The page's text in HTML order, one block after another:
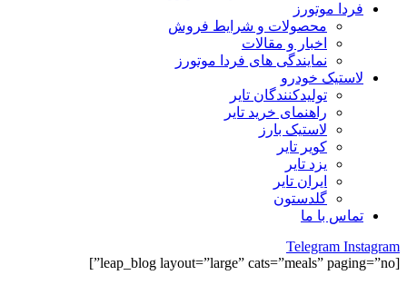
فردا موتورز
محصولات و شرایط فروش
اخبار و مقالات
نمایندگی های فردا موتورز
لاستیک خودرو
تولیدکنندگان تایر
راهنمای خرید تایر
لاستیک بارز
کویر تایر
یزد تایر
ایران تایر
گلدستون
تماس با ما
Telegram Instagram
[leap_blog layout=”large” cats=”meals” paging=”no”]